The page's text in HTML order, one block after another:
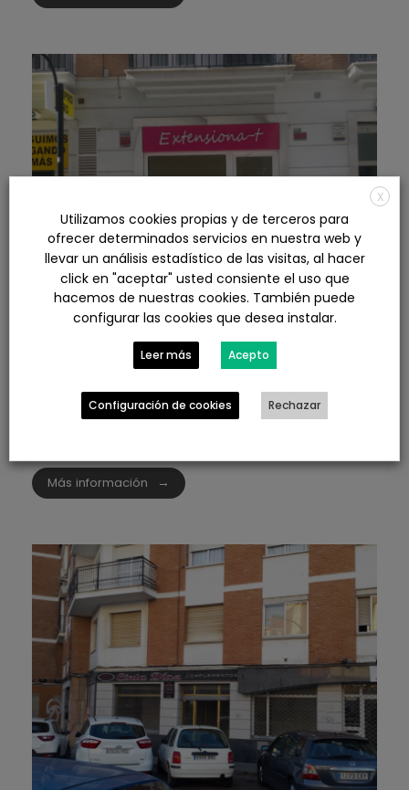
Apertura de tienda de café,
chocolate y té en CL José Nogales
Más información
X
Utilizamos cookies propias y de terceros para
ofrecer determinados servicios en nuestra web y
llevar un análisis estadístico de las visitas, al hacer
click en "aceptar" usted consiente el uso que
hacemos de nuestras cookies. También puede
configurar las cookies que desea instalar.
Leer más Acepto
Configuración de cookies Rechazar